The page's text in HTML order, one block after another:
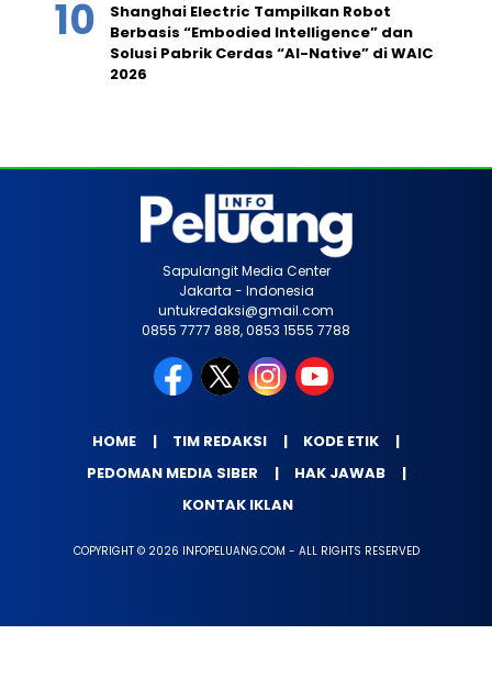
Shanghai Electric Tampilkan Robot
Berbasis “Embodied Intelligence” dan
Solusi Pabrik Cerdas “AI-Native” di WAIC
2026
Sapulangit Media Center
Jakarta - Indonesia
untukredaksi@gmail.com
0855 7777 888, 0853 1555 7788
HOME TIM REDAKSI
KODE ETIK
PEDOMAN MEDIA SIBER
HAK JAWAB
KONTAK IKLAN
COPYRIGHT © 2026 INFOPELUANG.COM - ALL RIGHTS RESERVED